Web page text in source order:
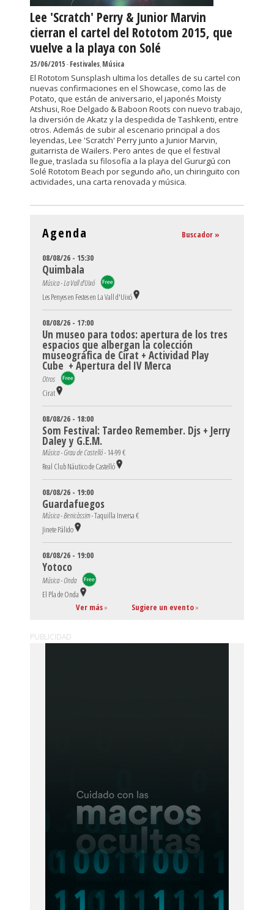
Lee 'Scratch' Perry & Junior Marvin
cierran el cartel del Rototom 2015, que
vuelve a la playa con Solé
25/06/2015-Festivales,Música
El Rototom Sunsplash ultima los detalles de su cartel con
nuevas confirmaciones en el Showcase, como las de
Potato, que están de aniversario, el japonés Moisty
Atshusi, Roe Delgado & Baboon Roots con nuevo trabajo,
la diversión de Akatz y la despedida de Tashkenti, entre
otros. Además de subir al escenario principal a dos
leyendas, Lee 'Scratch' Perry junto a Junior Marvin,
guitarrista de Wailers. Pero antes de que el festival
llegue, traslada su filosofía a la playa del Gururgú con
Solé Rototom Beach por segundo año, un chiringuito con
actividades, una carta renovada y música.
Agenda Buscador »
08/08/26 - 15:30
Quimbala
Música - La Vall d'Uixó
Les Penyes en Festes en La Vall d'Uixó
08/08/26 - 17:00
Un museo para todos: apertura de los tres
espacios que albergan la colección
museográfica de Cirat + Actividad Play
Cube + Apertura del IV Merca
Otros
Cirat
08/08/26 - 18:00
Som Festival: Tardeo Remember. Djs + Jerry
Daley y G.E.M.
Música - Grau de Castelló -14-99 €
Real Club Náutico de Castelló
08/08/26 - 19:00
Guardafuegos
Música - Benicàssim -Taquilla Inversa €
Jinete Pálido
08/08/26 - 19:00
Yotoco
Música - Onda
El Pla de Onda
Ver más» Sugiere un evento»
PUBLICIDAD